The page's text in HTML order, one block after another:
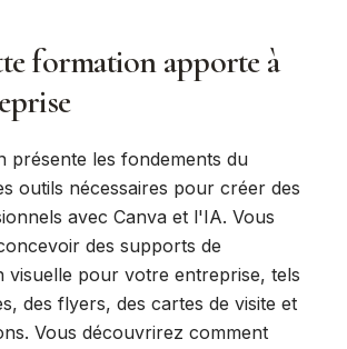
formation apporte à
présente les fondements du
outils nécessaires pour créer des
avec Canva et l'IA. Vous
des supports de
visuelle pour votre entreprise, tels
des flyers, des cartes de visite et
Vous découvrirez comment